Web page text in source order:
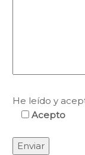
He leído y
Acepto